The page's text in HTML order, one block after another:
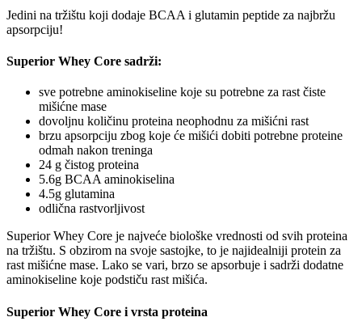
Jedini na tržištu koji dodaje BCAA i glutamin peptide za najbržu
apsorpciju!
Superior Whey Core sadrži:
sve potrebne aminokiseline koje su potrebne za rast čiste
mišićne mase
dovoljnu količinu proteina neophodnu za mišićni rast
brzu apsorpciju zbog koje će mišići dobiti potrebne proteine
odmah nakon treninga
24 g čistog proteina
5.6g BCAA aminokiselina
4.5g glutamina
odlična rastvorljivost
Superior Whey Core je najveće biološke vrednosti od svih proteina
na tržištu. S obzirom na svoje sastojke, to je najidealniji protein za
rast mišićne mase. Lako se vari, brzo se apsorbuje i sadrži dodatne
aminokiseline koje podstiču rast mišića.
Superior Whey Core i vrsta proteina